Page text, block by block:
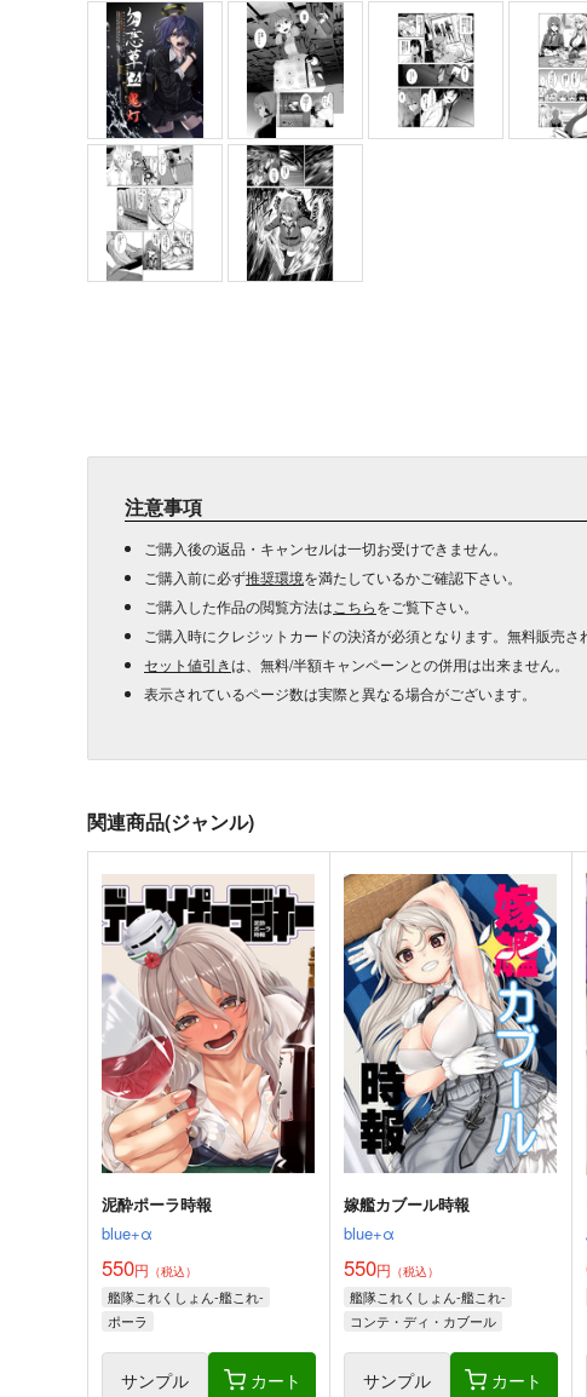
注意事項
ご購入後の返品・キャンセルは一切お受けできません。
ご購入前に必ず推奨環境を満たしているかご確認下さい。
ご購入した作品の閲覧方法は こちらをご覧下さい。
ご購入時にクレジットカードの決済が必須となります。無料販売さ
セット値引きは、無料/半額キャンペーンとの併用は出来ません。
表示されているページ数は実際と異なる場合がございます。
関連商品(ジャンル)
泥酔ポーラ時報
blue+α
550円 （税込）
艦隊これくしょん-艦これ-
ポーラ
サンプル カート
嫁艦カブール時報
blue+α
550円 （税込）
艦隊これくしょん-艦これ-
コンテ・ディ・カブール
サンプル カート